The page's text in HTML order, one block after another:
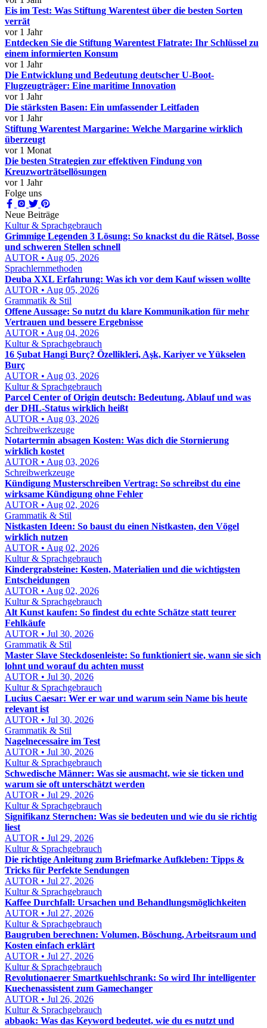
Eis im Test: Was Stiftung Warentest über die besten Sorten
verrät
vor 1 Jahr
Entdecken Sie die Stiftung Warentest Flatrate: Ihr Schlüssel zu
einem informierten Konsum
vor 1 Jahr
Die Entwicklung und Bedeutung deutscher U-Boot-
Flugzeugträger: Eine maritime Innovation
vor 1 Jahr
Die stärksten Basen: Ein umfassender Leitfaden
vor 1 Jahr
Stiftung Warentest Margarine: Welche Margarine wirklich
überzeugt
vor 1 Monat
Die besten Strategien zur effektiven Findung von
Kreuzworträtsellösungen
vor 1 Jahr
Folge uns
Neue Beiträge
Kultur & Sprachgebrauch
Grimmige Legenden 3 Lösung: So knackst du die Rätsel, Bosse
und schweren Stellen schnell
AUTOR • Aug 05, 2026
Sprachlernmethoden
Deuba XXL Erfahrung: Was ich vor dem Kauf wissen wollte
AUTOR • Aug 05, 2026
Grammatik & Stil
Offene Aussage: So nutzt du klare Kommunikation für mehr
Vertrauen und bessere Ergebnisse
AUTOR • Aug 04, 2026
Kultur & Sprachgebrauch
16 Şubat Hangi Burç? Özellikleri, Aşk, Kariyer ve Yükselen
Burç
AUTOR • Aug 03, 2026
Kultur & Sprachgebrauch
Parcel Center of Origin deutsch: Bedeutung, Ablauf und was
der DHL-Status wirklich heißt
AUTOR • Aug 03, 2026
Schreibwerkzeuge
Notartermin absagen Kosten: Was dich die Stornierung
wirklich kostet
AUTOR • Aug 03, 2026
Schreibwerkzeuge
Kündigung Musterschreiben Vertrag: So schreibst du eine
wirksame Kündigung ohne Fehler
AUTOR • Aug 02, 2026
Grammatik & Stil
Nistkasten Ideen: So baust du einen Nistkasten, den Vögel
wirklich nutzen
AUTOR • Aug 02, 2026
Kultur & Sprachgebrauch
Kindergrabsteine: Kosten, Materialien und die wichtigsten
Entscheidungen
AUTOR • Aug 02, 2026
Kultur & Sprachgebrauch
Alt Kunst kaufen: So findest du echte Schätze statt teurer
Fehlkäufe
AUTOR • Jul 30, 2026
Grammatik & Stil
Master Slave Steckdosenleiste: So funktioniert sie, wann sie sich
lohnt und worauf du achten musst
AUTOR • Jul 30, 2026
Kultur & Sprachgebrauch
Lucius Caesar: Wer er war und warum sein Name bis heute
relevant ist
AUTOR • Jul 30, 2026
Grammatik & Stil
Nagelnecessaire im Test
AUTOR • Jul 30, 2026
Kultur & Sprachgebrauch
Schwedische Männer: Was sie ausmacht, wie sie ticken und
warum sie oft unterschätzt werden
AUTOR • Jul 29, 2026
Kultur & Sprachgebrauch
Signifikanz Sternchen: Was sie bedeuten und wie du sie richtig
liest
AUTOR • Jul 29, 2026
Kultur & Sprachgebrauch
Die richtige Anleitung zum Briefmarke Aufkleben: Tipps &
Tricks für Perfekte Sendungen
AUTOR • Jul 27, 2026
Kultur & Sprachgebrauch
Kaffee Durchfall: Ursachen und Behandlungsmöglichkeiten
AUTOR • Jul 27, 2026
Kultur & Sprachgebrauch
Baugruben berechnen: Volumen, Böschung, Arbeitsraum und
Kosten einfach erklärt
AUTOR • Jul 27, 2026
Kultur & Sprachgebrauch
Revolutionaerer Smartkuehlschrank: So wird Ihr intelligenter
Kuechenassistent zum Gamechanger
AUTOR • Jul 26, 2026
Kultur & Sprachgebrauch
abbaok: Was das Keyword bedeutet, wie du es nutzt und